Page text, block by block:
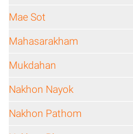
Mae Sot
Mahasarakham
Mukdahan
Nakhon Nayok
Nakhon Pathom